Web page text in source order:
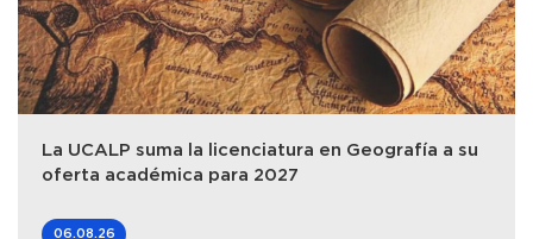
La UCALP suma la licenciatura en Geografía a su
oferta académica para 2027
06.08.26